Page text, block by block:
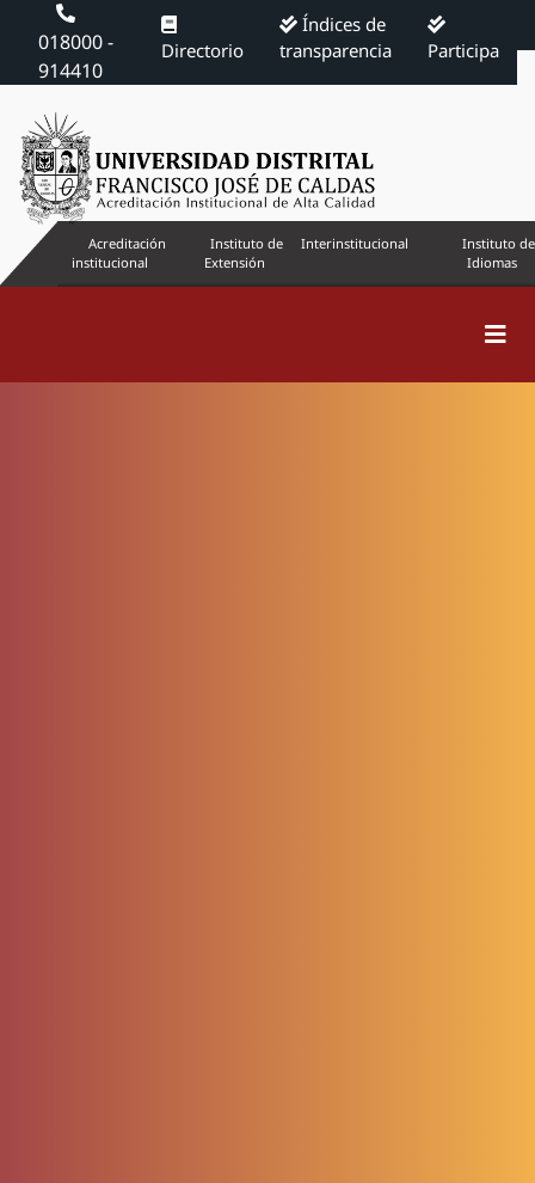
018000 -
914410
Directorio
Índices de
transparencia
Participa
Acreditación
institucional
Instituto de
Extensión
Interinstitucional
Instituto de
Idiomas